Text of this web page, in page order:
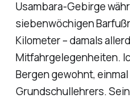
Usambara-Gebirge
siebenwöchigen
Kilometer – damals
Mitfahrgelegenheiten.
Bergen gewohnt,
Grundschullehrers.